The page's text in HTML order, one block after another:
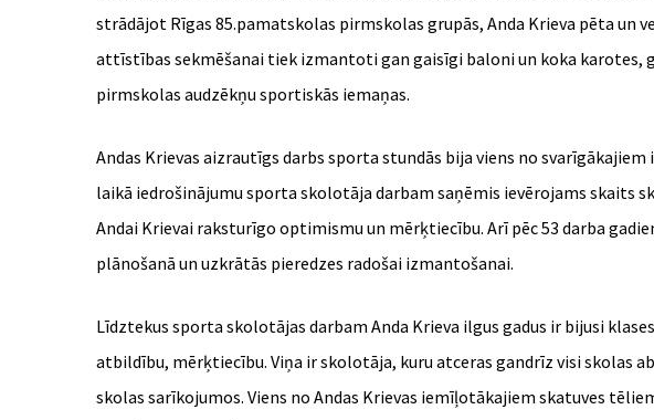
strādājot Rīgas 85.pamatskolas pirmskolas grupās, Anda Krieva pēta un
attīstības sekmēšanai tiek izmantoti gan gaisīgi baloni un koka karotes,
pirmskolas audzēkņu sportiskās iemaņas.
Andas Krievas aizrautīgs darbs sporta stundās bija viens no
laikā iedrošinājumu sporta skolotāja darbam saņēmis ievērojams
Andai Krievai raksturīgo optimismu un mērķtiecību. Arī pēc 53 darba
plānošanā un uzkrātās pieredzes radošai izmantošanai.
Līdztekus sporta skolotājas darbam Anda Krieva ilgus gadus ir bijusi
atbildību, mērķtiecību. Viņa ir skolotāja, kuru atceras gandrīz visi skolas
skolas sarīkojumos. Viens no Andas Krievas iemīļotākajiem skatuves